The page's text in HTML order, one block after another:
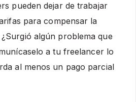
pueden dejar de trabajar
para compensar la
algún problema que
a tu freelancer lo
al menos un pago parcial